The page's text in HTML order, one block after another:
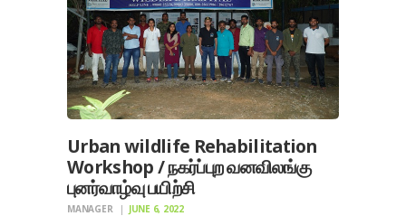
Urban wildlife Rehabilitation
Workshop / நகர்ப்புற வனவிலங்கு
புனர்வாழ்வு பயிற்சி
MANAGER JUNE 6, 2022